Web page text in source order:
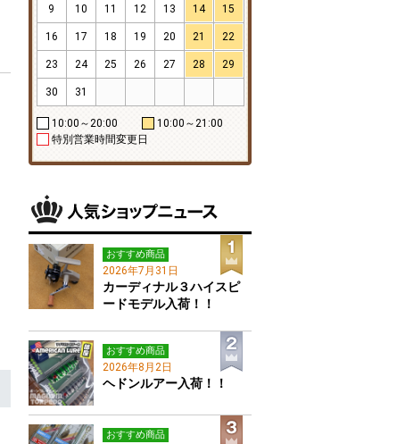
9 10 11 12 13 14 15
16 17 18 19 20 21 22
23 24 25 26 27 28 29
30 31
10:00～20:00
10:00～21:00
特別営業時間変更日
おすすめ商品
2026年7月31日
カーディナル３ハイスピ
ードモデル入荷！！
おすすめ商品
2026年8月2日
ヘドンルアー入荷！！
おすすめ商品